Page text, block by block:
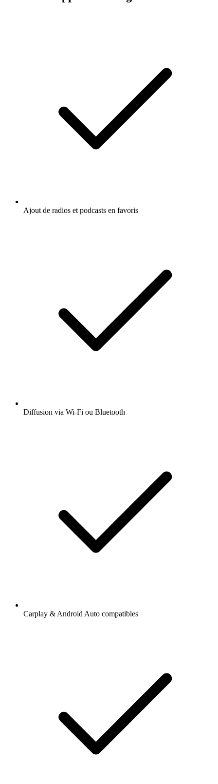
Ajout de radios et podcasts en favoris
Diffusion via Wi-Fi ou Bluetooth
Carplay & Android Auto compatibles